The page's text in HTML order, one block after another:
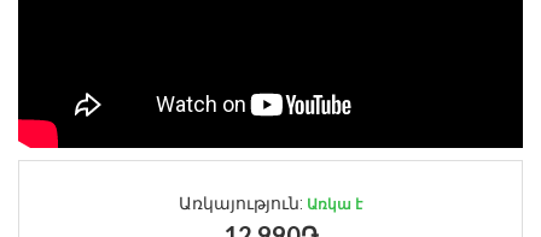
Առկայություն: Առկա է